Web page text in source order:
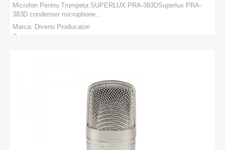
Microfon Pentru Trompeta SUPERLUX PRA-383DSuperlux PRA-
383D condenser microphone...
Marca: Diversi Producatori
Categorie: